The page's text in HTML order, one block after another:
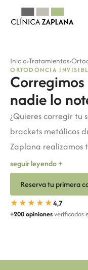
Inicio›Tratamientos›
ORTODONCIA
nadie lo
¿Quieres corregir tu
brackets metálicos
Zaplana realizamos
invisible para
brackets, sin
estás en tratamiento.
seguir leyendo +
Reserva tu primera
★★★★★4,7
+200 opinionesverificadas